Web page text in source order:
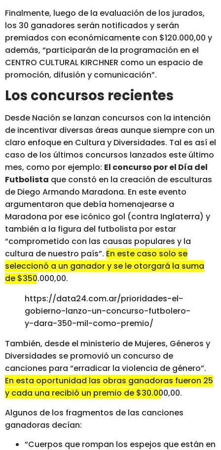
Finalmente, luego de la evaluación de los jurados,
los 30 ganadores serán notificados y serán
premiados con económicamente con $120.000,00 y
además, “participarán de la programación en el
CENTRO CULTURAL KIRCHNER como un espacio de
promoción, difusión y comunicación”.
Los concursos recientes
Desde Nación se lanzan concursos con la intención
de incentivar diversas áreas aunque siempre con un
claro enfoque en Cultura y Diversidades. Tal es así el
caso de los últimos concursos lanzados este último
mes, como por ejemplo: El concurso por el Día del
Futbolista que constó en la creación de esculturas
de Diego Armando Maradona. En este evento
argumentaron que debía homenajearse a
Maradona por ese icónico gol (contra Inglaterra) y
también a la figura del futbolista por estar
“comprometido con las causas populares y la
cultura de nuestro país”. En este caso solo se
seleccionó a un ganador y se le otorgará la suma
de $350.000,00.
https://data24.com.ar/prioridades-el-
gobierno-lanzo-un-concurso-futbolero-
y-dara-350-mil-como-premio/
También, desde el ministerio de Mujeres, Géneros y
Diversidades se promovió un concurso de
canciones para “erradicar la violencia de género”.
En esta oportunidad las obras ganadoras fueron 25
y cada una recibió un premio de $30.000,00.
Algunos de los fragmentos de las canciones
ganadoras decían:
“Cuerpos que rompan los espejos que están en